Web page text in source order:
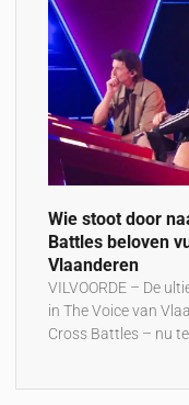
Wie stoot door
Battles beloven
Vlaanderen
VILVOORDE – De
in The Voice van
Cross Battles – nu